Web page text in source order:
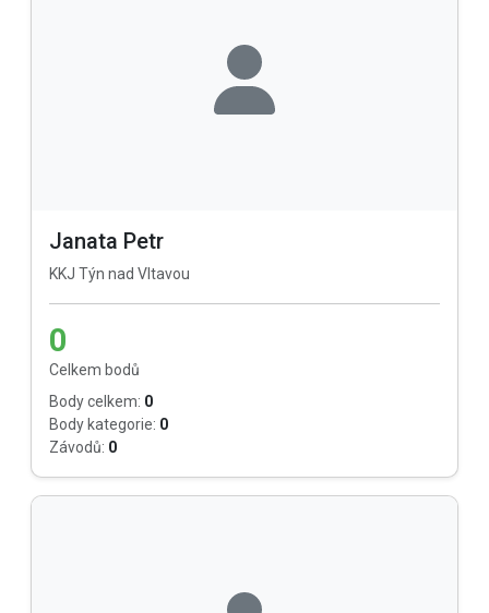
Janata Petr
KKJ Týn nad Vltavou
0
Celkem bodů
Body celkem: 0
Body kategorie: 0
Závodů: 0